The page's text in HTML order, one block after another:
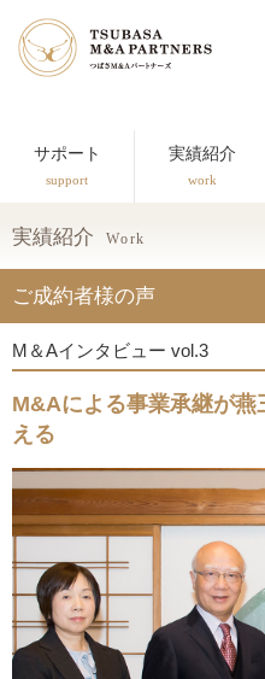
サポート
support
実績紹介
work
実績紹介 Work
ご成約者様の声
M＆Aインタビュー vol.3
M&Aによる事業承継が
える